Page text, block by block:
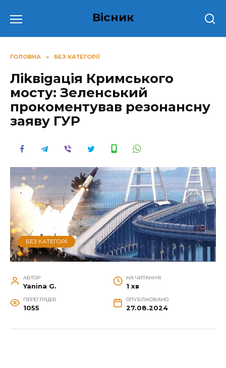
до
Вісник
ГОЛОВНА » БЕЗ КАТЕГОРІЇ
Ліkвіgацiя Кримського
мосту: Зеленський
прокоментував peзoнансну
заяву ГУР
БЕЗ КАТЕГОРІЇ
АВТОР
Yanina G.
НА ЧИТАННЯ
1 хв
ПЕРЕГЛЯДІВ
1055
ОПУБЛІКОВАНО
27.08.2024